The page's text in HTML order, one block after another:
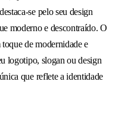
se pelo seu design
moderno e descontraído. O
de modernidade e
logotipo, slogan ou design
que reflete a identidade